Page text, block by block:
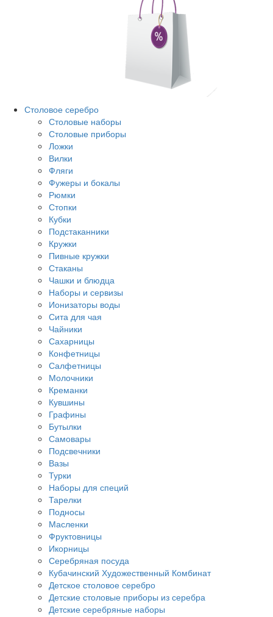
Столовое серебро
Столовые наборы
Столовые приборы
Ложки
Вилки
Фляги
Фужеры и бокалы
Рюмки
Стопки
Кубки
Подстаканники
Кружки
Пивные кружки
Стаканы
Чашки и блюдца
Наборы и сервизы
Ионизаторы воды
Сита для чая
Чайники
Сахарницы
Конфетницы
Салфетницы
Молочники
Креманки
Кувшины
Графины
Бутылки
Самовары
Подсвечники
Вазы
Турки
Наборы для специй
Тарелки
Подносы
Масленки
Фруктовницы
Икорницы
Серебряная посуда
Кубачинский Художественный Комбинат
Детское столовое серебро
Детские столовые приборы из серебра
Детские серебряные наборы